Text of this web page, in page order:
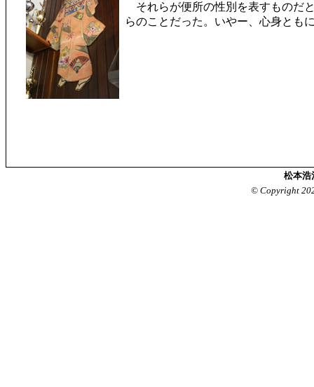
それらが便所の性別を表すものだ
らのことだった。いやー、心身とも
松本
© Copyright